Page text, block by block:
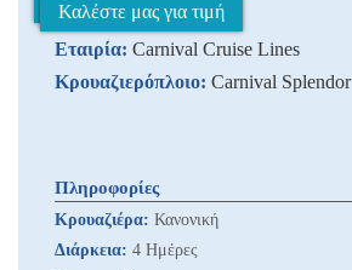
Εταιρία: Carnival Cruise Lines
Κρουαζιερόπλοιο: Carnival Splendor
Καλέστε μας για τιμή
Πληροφορίες
Κρουαζιέρα: Κανονική
Διάρκεια: 4 Ημέρες